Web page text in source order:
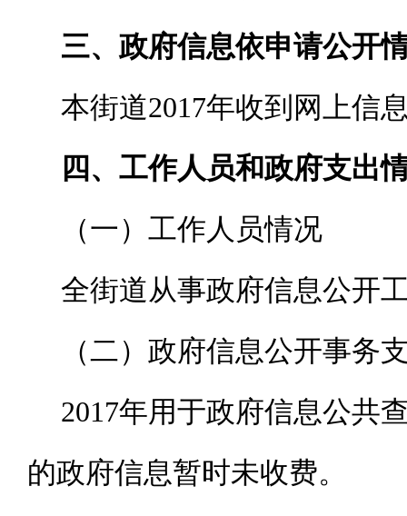
三、政府信息依申请公开
本街道2017年收到网上信
四、工作人员和政府支出
（一）工作人员情况
全街道从事政府信息公开
（二）政府信息公开事务
2017年用于政府信息公共
的政府信息暂时未收费。